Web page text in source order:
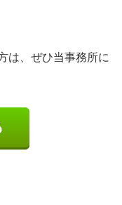
は、ぜひ当事務所に